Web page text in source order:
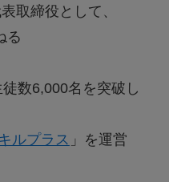
取締役として、
る
数6,000名を突破し
ルプラス 」を運営